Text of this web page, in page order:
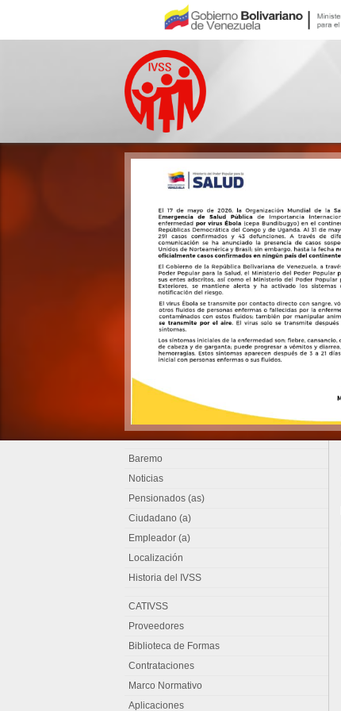
Baremo
Noticias
Pensionados (as)
Ciudadano (a)
Empleador (a)
Localización
Historia del IVSS
CATIVSS
Proveedores
Biblioteca de Formas
Contrataciones
Marco Normativo
Aplicaciones